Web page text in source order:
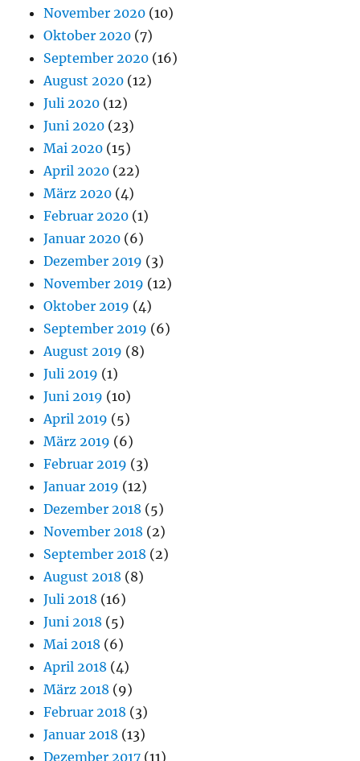
November 2020 (10)
Oktober 2020 (7)
September 2020 (16)
August 2020 (12)
Juli 2020 (12)
Juni 2020 (23)
Mai 2020 (15)
April 2020 (22)
März 2020 (4)
Februar 2020 (1)
Januar 2020 (6)
Dezember 2019 (3)
November 2019 (12)
Oktober 2019 (4)
September 2019 (6)
August 2019 (8)
Juli 2019 (1)
Juni 2019 (10)
April 2019 (5)
März 2019 (6)
Februar 2019 (3)
Januar 2019 (12)
Dezember 2018 (5)
November 2018 (2)
September 2018 (2)
August 2018 (8)
Juli 2018 (16)
Juni 2018 (5)
Mai 2018 (6)
April 2018 (4)
März 2018 (9)
Februar 2018 (3)
Januar 2018 (13)
Dezember 2017 (11)